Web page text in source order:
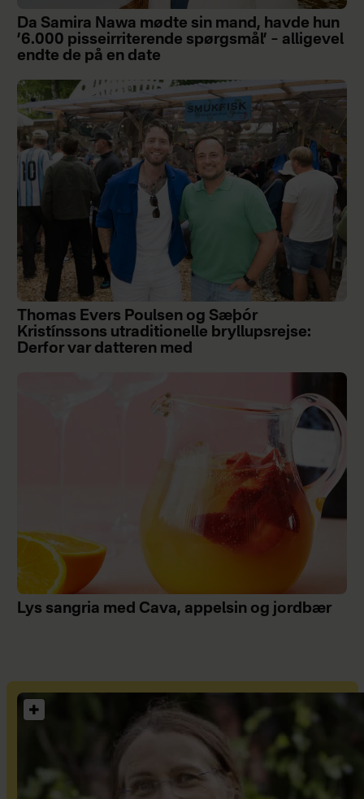
Da Samira Nawa mødte sin mand, havde hun
’6.000 pisseirriterende spørgsmål’ – alligevel
endte de på en date
Thomas Evers Poulsen og Sæþór
Kristínssons utraditionelle bryllupsrejse:
Derfor var datteren med
Lys sangria med Cava, appelsin og jordbær